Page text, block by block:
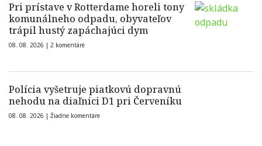
Pri prístave v Rotterdame horeli tony
komunálneho odpadu, obyvateľov
trápil hustý zapáchajúci dym
08. 08. 2026 | 2 komentáre
Polícia vyšetruje piatkovú dopravnú
nehodu na diaľnici D1 pri Červeníku
08. 08. 2026 | Žiadne komentáre